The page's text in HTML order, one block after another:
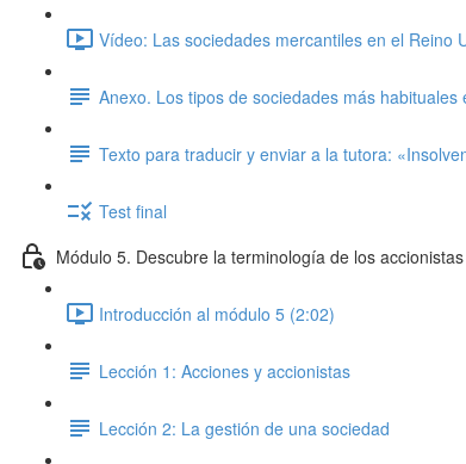
Vídeo: Las sociedades mercantiles en el Reino
Anexo. Los tipos de sociedades más habituales
Texto para traducir y enviar a la tutora:
Test final
Módulo 5. Descubre la terminología de los
Introducción al módulo 5 (2:02)
Lección 1: Acciones y accionistas
Lección 2: La gestión de una sociedad